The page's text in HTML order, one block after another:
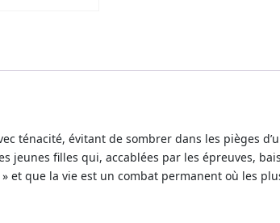
ténacité, évitant de sombrer dans les pièges
jeunes filles qui, accablées par les épreuves,
et que la vie est un combat permanent où les